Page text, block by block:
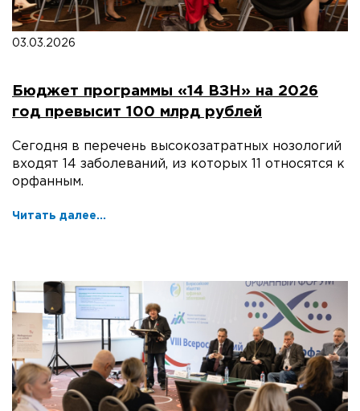
03.03.2026
Бюджет программы «14 ВЗН» на 2026
год превысит 100 млрд рублей
Сегодня в перечень высокозатратных нозологий
входят 14 заболеваний, из которых 11 относятся к
орфанным.
Читать далее...